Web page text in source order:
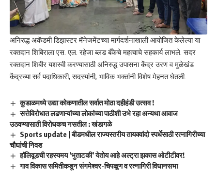
अनिरुद्ध अकॅडमी डिझास्टर मॅनेजमेंटच्या मार्गदर्शनाखाली आयोजित केलेल्या या
रक्तदान शिबिराला एस. एल. रहेजा ब्लड बँकेचे महत्वाचे सहकार्य लाभले. सदर
रक्तदान शिबीर यशस्वी करण्यासाठी अनिरुद्ध उपासना केंद्र उरण व मुळेखंड
केंद्रच्या सर्व पदाधिकारी, सदस्यांनी, भाविक भक्तांनी विशेष मेहनत घेतली.
कुडाळमध्ये उद्या कोकणातील सर्वात मोठा दहीहंडी उत्सव !
सत्तेविरोधात लढणाऱ्यांच्या लोकांच्या पाठीशी उभे रहा अन्यथा आवाज
उठवण्यासाठी विरोधकच नसतील : खंडागळे
Sports update | बीडमधील राज्यस्तरीय तायक्वांदो स्पर्धेसाठी रत्नागिरीच्या
चौघांची निवड
हॉलिवूडची रहस्यमय ‘भुताटकी’ येतोय आहे अल्ट्रा झकास ओटीटीवर!
गाव विकास समितीकडून संगमेश्वर-चिपळूण व रत्नागिरी विधानसभा